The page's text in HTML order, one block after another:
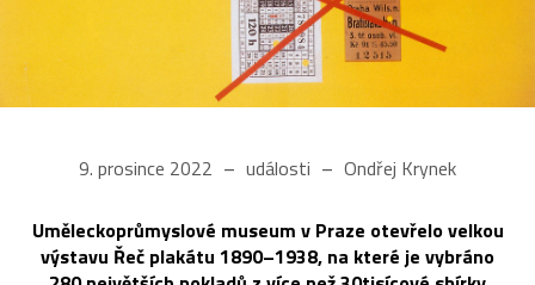
9. prosince 2022 události Ondřej Krynek
Uměleckoprůmyslové museum v Praze otevřelo velkou
výstavu Řeč plakátu 1890–1938, na které je vybráno